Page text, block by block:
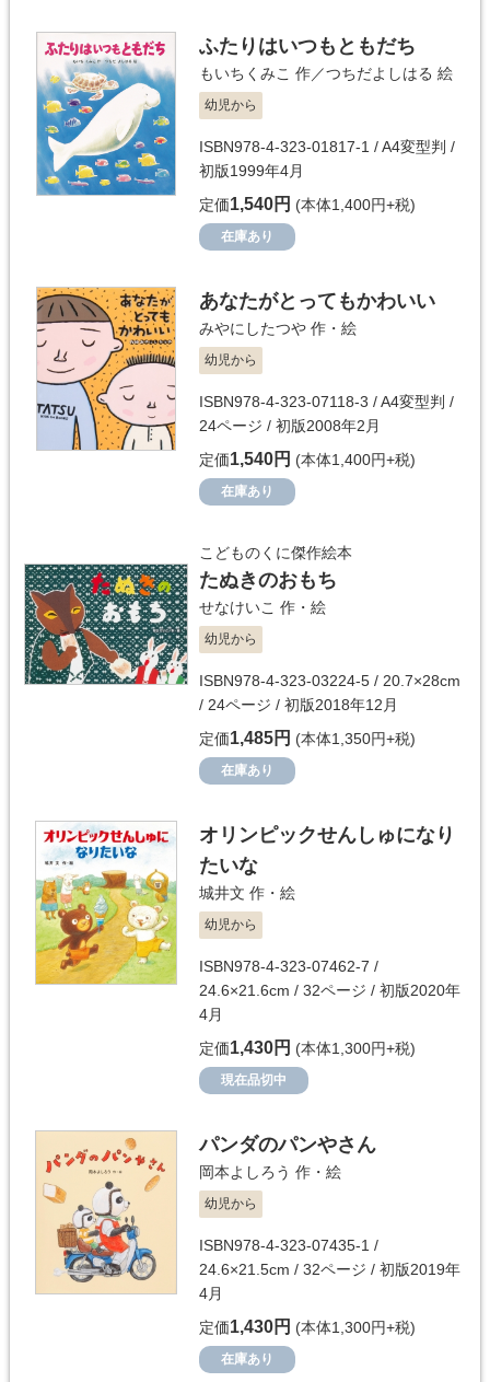
ふたりはいつもともだち
もいちくみこ 作／つちだよしはる 絵
幼児から
ISBN978-4-323-01817-1 / A4変型判 /
初版1999年4月
定価1,540円 (本体1,400円+税)
在庫あり
あなたがとってもかわいい
みやにしたつや 作・絵
幼児から
ISBN978-4-323-07118-3 / A4変型判 /
24ページ / 初版2008年2月
定価1,540円 (本体1,400円+税)
在庫あり
こどものくに傑作絵本
たぬきのおもち
せなけいこ 作・絵
幼児から
ISBN978-4-323-03224-5 / 20.7×28cm
/ 24ページ / 初版2018年12月
定価1,485円 (本体1,350円+税)
在庫あり
オリンピックせんしゅになり
たいな
城井文 作・絵
幼児から
ISBN978-4-323-07462-7 /
24.6×21.6cm / 32ページ / 初版2020年
4月
定価1,430円 (本体1,300円+税)
現在品切中
パンダのパンやさん
岡本よしろう 作・絵
幼児から
ISBN978-4-323-07435-1 /
24.6×21.5cm / 32ページ / 初版2019年
4月
定価1,430円 (本体1,300円+税)
在庫あり